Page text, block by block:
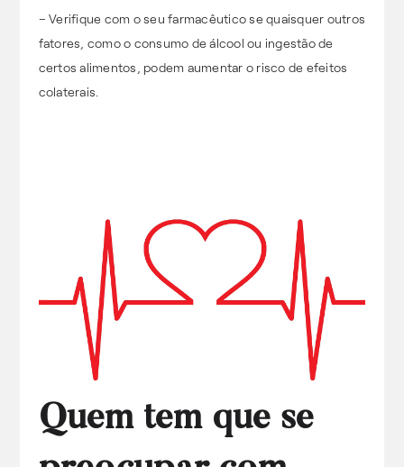
– Verifique com o seu farmacêutico se quaisquer outros
fatores, como o consumo de álcool ou ingestão de
certos alimentos, podem aumentar o risco de efeitos
colaterais.
Quem tem que se